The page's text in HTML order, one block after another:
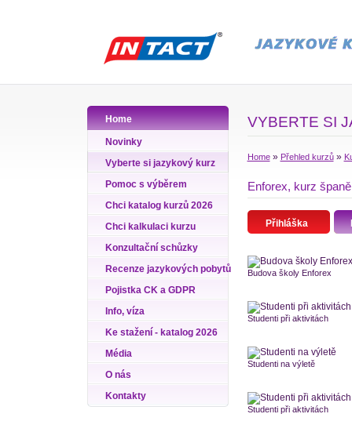
Home
Novinky
Vyberte si jazykový kurz
Pomoc s výběrem
Chci katalog kurzů 2026
Chci kalkulaci kurzu
Konzultační schůzky
Recenze jazykových pobytů
Pojistka CK a GDPR
Info, víza
Ke stažení - katalog 2026
Média
O nás
Kontakty
VYBERTE SI
Home» Přehled kurzů»
Enforex, kurz
Přihláška
Budova školy Enforex
Studenti při aktivitách
Studenti na výletě
Studenti při aktivitách